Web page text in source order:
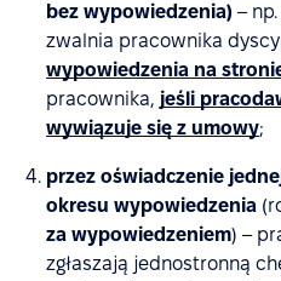
bez wypowiedzenia) –
zwalnia pracownika
wypowiedzenia na
pracownika, jeśli
wywiązuje się z umowy;
przez oświadczenie
okresu wypowiedzenia
za wypowiedzeniem) –
zgłaszają jednostronną